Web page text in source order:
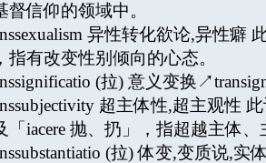
督信仰的领域中。
异性转化欲论,异性癖
指有改变性别倾向的心态。
(拉) 意义变换
超主体性,超主观性
「iacere 抛、扔」，指超越主体
(拉) 体变,变质说,实